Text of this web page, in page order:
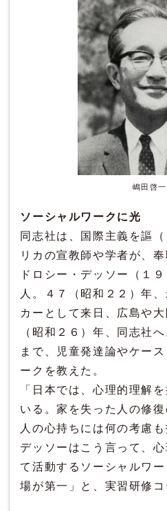
嶋田啓
ソーシャルワークに光
同志社は、国際主義を謳
リカの宣教師や学者が、奉
ドロシー・デッソー（１
人。４７（昭和２２）年
カーとして来日、広島や大
（昭和２６）年、同志社
まで、児童発達論やケー
ークを教えた。
「日本では、心理的理解
いる。家を失った人の修
人の心持ちには何の考慮も
デッソーはこう言って、
て活動するソーシャルワ
場が第一」と、実習研修コ